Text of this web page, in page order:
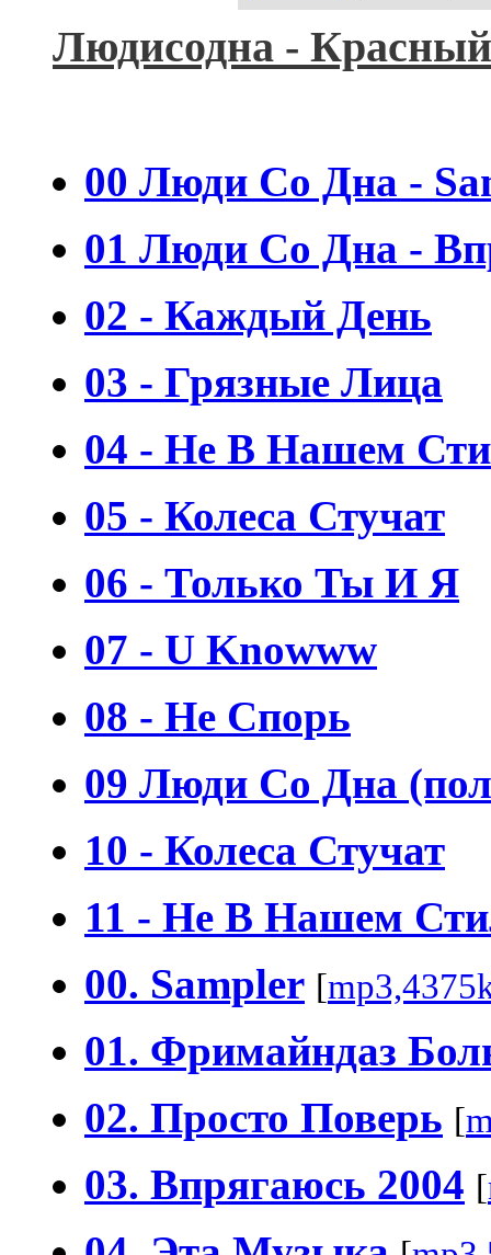
Людисодна -
00 Люди Со Дна -
01 Люди Со Дна -
02 - Каждый День
03 - Грязные Лица
04 - Не В Нашем
05 - Колеса Стучат
06 - Только Ты И Я
07 - U Knowww
08 - Не Спорь
09 Люди Со Дна
10 - Колеса Стучат
11 - Не В Нашем
00. Sampler [
01. Фримайндаз
02. Просто Поверь [
03. Впрягаюсь 2004 [